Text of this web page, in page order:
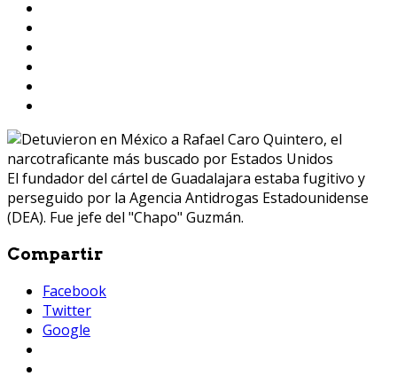
El fundador del cártel de Guadalajara estaba fugitivo y
perseguido por la Agencia Antidrogas Estadounidense
(DEA). Fue jefe del "Chapo" Guzmán.
Compartir
Facebook
Twitter
Google